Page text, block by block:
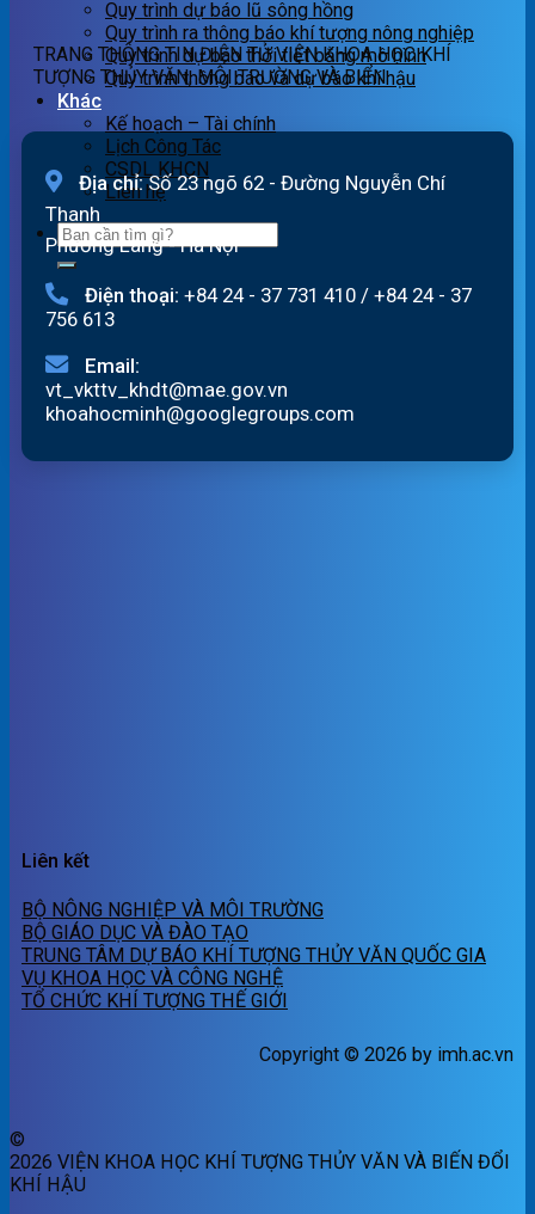
Quy trình dự báo lũ sông hồng
Quy trình ra thông báo khí tượng nông nghiệp
Quy trình dự báo thời tiết bằng mô hình
Quy trình thông báo và dự báo khí hậu
Khác
Kế hoạch – Tài chính
Lịch Công Tác
CSDL KHCN
Liên hệ
ngày
06/08/2026
quét
19h
ngày
05/08/2026
TRANG THÔNG TIN ĐIỆN TỬ VIỆN KHOA HỌC KHÍ
TƯỢNG THỦY VĂN, MÔI TRƯỜNG VÀ BIỂN
Địa chỉ:Số 23 ngõ 62 - Đường Nguyễn Chí
Thanh
Phường Láng - Hà Nội
Điện thoại: +84 24 - 37 731 410 / +84 24 - 37
756 613
Email:
vt_vkttv_khdt@mae.gov.vn
khoahocminh@googlegroups.com
Liên kết
BỘ NÔNG NGHIỆP VÀ MÔI TRƯỜNG
BỘ GIÁO DỤC VÀ ĐÀO TẠO
TRUNG TÂM DỰ BÁO KHÍ TƯỢNG THỦY VĂN QUỐC GIA
VỤ KHOA HỌC VÀ CÔNG NGHỆ
TỔ CHỨC KHÍ TƯỢNG THẾ GIỚI
Copyright © 2026 by imh.ac.vn
©
2026 VIỆN KHOA HỌC KHÍ TƯỢNG THỦY VĂN VÀ BIẾN ĐỔI
KHÍ HẬU